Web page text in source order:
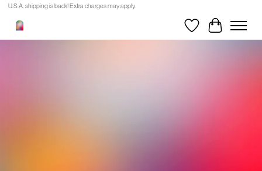
U.S.A. shipping is back! Extra charges may apply.
Liste de souhaits
Panier
librairie-concept et une
boutique située dans un
bâtiment historique du